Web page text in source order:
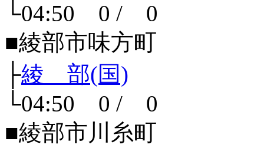
└04:50 0 / 0
■綾部市味方町
├綾 部(国)
└04:50 0 / 0
■綾部市川糸町